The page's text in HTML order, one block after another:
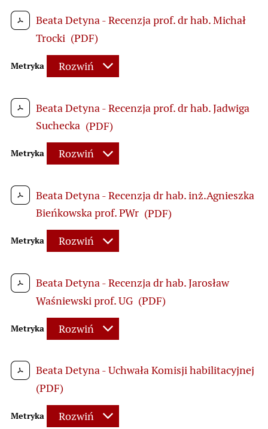
Beata Detyna - Recenzja prof. dr hab. Michał
Trocki (PDF)
Metryka Rozwiń
Beata Detyna - Recenzja prof. dr hab. Jadwiga
Suchecka (PDF)
Metryka Rozwiń
Beata Detyna - Recenzja dr hab. inż.Agnieszka
Bieńkowska prof. PWr (PDF)
Metryka Rozwiń
Beata Detyna - Recenzja dr hab. Jarosław
Waśniewski prof. UG (PDF)
Metryka Rozwiń
Beata Detyna - Uchwała Komisji habilitacyjnej
(PDF)
Metryka Rozwiń